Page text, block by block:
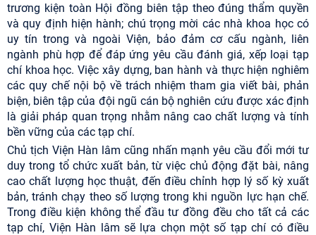
trương kiện toàn Hội đồng biên tập theo đúng thẩm quyền
và quy định hiện hành; chú trọng mời các nhà khoa học có
uy tín trong và ngoài Viện, bảo đảm cơ cấu ngành, liên
ngành phù hợp để đáp ứng yêu cầu đánh giá, xếp loại tạp
chí khoa học. Việc xây dựng, ban hành và thực hiện nghiêm
các quy chế nội bộ về trách nhiệm tham gia viết bài, phản
biện, biên tập của đội ngũ cán bộ nghiên cứu được xác định
là giải pháp quan trọng nhằm nâng cao chất lượng và tính
bền vững của các tạp chí.
Chủ tịch Viện Hàn lâm cũng nhấn mạnh yêu cầu đổi mới tư
duy trong tổ chức xuất bản, từ việc chủ động đặt bài, nâng
cao chất lượng học thuật, đến điều chỉnh hợp lý số kỳ xuất
bản, tránh chạy theo số lượng trong khi nguồn lực hạn chế.
Trong điều kiện không thể đầu tư đồng đều cho tất cả các
tạp chí, Viện Hàn lâm sẽ lựa chọn một số tạp chí có điều